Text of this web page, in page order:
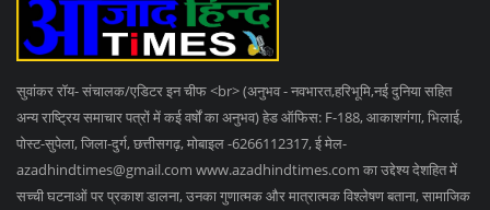
सुवांकर रॉय- संचालक/एडिटर इन चीफ <br> (अनुभव - नवभारत,हरिभूमि,नई दुनिया सहित
अन्य राष्ट्रिय समाचार पत्रों में कई वर्षों का अनुभव) हेड ऑफिस: F-188, आकाशगंगा, भिलाई,
पोस्ट-सुपेला, जिला-दुर्ग, छत्तीसगढ़, मोबाइल -6266112317, ई मेल-
azadhindtimes@gmail.com www.azadhindtimes.com का उद्देश्य देशहित में
सच्ची घटनाओं पर प्रकाश डालना, उनका गुणात्मक और मात्रात्मक विश्लेषण बताना, सामाजिक